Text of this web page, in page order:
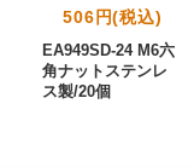
506円(税込)
EA949SD-24 M6六
角ナットステンレ
ス製/20個